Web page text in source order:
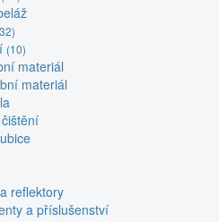
(10)
materiál
materiál
reflektory
a příslušenství